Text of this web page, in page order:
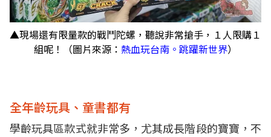
▲現場還有限量款的戰鬥陀螺，聽說非常搶手，１人限購１
組呢！（圖片來源： 熱血玩台南。跳躍新世界）
全年齡玩具、童書都有
學齡玩具區款式就非常多，尤其成長階段的寶寶，不